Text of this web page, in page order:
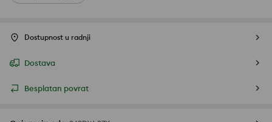
Dostupnost u radnji
Dostava
Besplatan povrat